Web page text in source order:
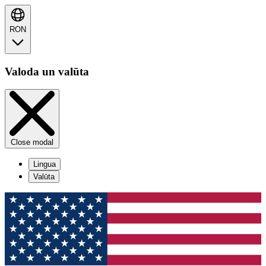
RON
Valoda un valūta
Close modal
Lingua
Valūta